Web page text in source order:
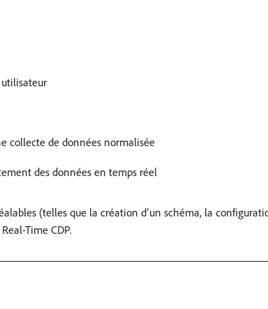
collecte de données normalisée
des données en temps réel
(telles que la création d’un schéma, la
Time CDP.